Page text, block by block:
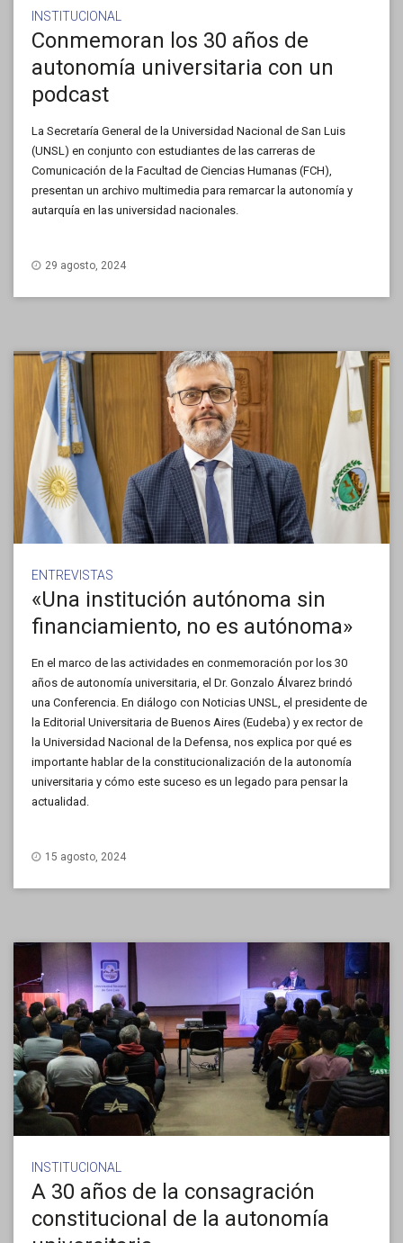
INSTITUCIONAL
Conmemoran los 30 años de
autonomía universitaria con un
podcast
La Secretaría General de la Universidad Nacional de San Luis
(UNSL) en conjunto con estudiantes de las carreras de
Comunicación de la Facultad de Ciencias Humanas (FCH),
presentan un archivo multimedia para remarcar la autonomía y
autarquía en las universidad nacionales.
29 agosto, 2024
ENTREVISTAS
«Una institución autónoma sin
financiamiento, no es autónoma»
En el marco de las actividades en conmemoración por los 30
años de autonomía universitaria, el Dr. Gonzalo Álvarez brindó
una Conferencia. En diálogo con Noticias UNSL, el presidente de
la Editorial Universitaria de Buenos Aires (Eudeba) y ex rector de
la Universidad Nacional de la Defensa, nos explica por qué es
importante hablar de la constitucionalización de la autonomía
universitaria y cómo este suceso es un legado para pensar la
actualidad.
15 agosto, 2024
INSTITUCIONAL
A 30 años de la consagración
constitucional de la autonomía